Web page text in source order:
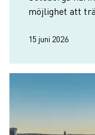
möjlighet att
15 juni 2026